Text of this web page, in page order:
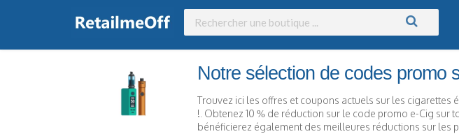
Notre sélection de codes promo
Trouvez ici les offres et coupons actuels sur les cigarettes
!. Obtenez 10 % de réduction sur le code promo e-Cig
bénéficierez également des meilleures réductions sur les